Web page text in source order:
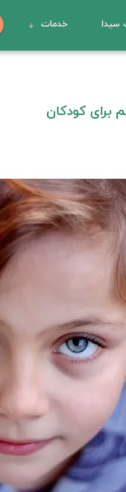
سیدا خدمات
برای کودکان